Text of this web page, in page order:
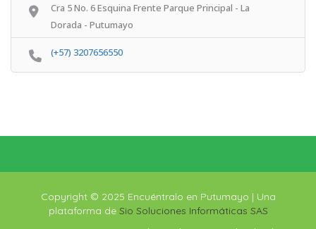
Cra 5 No. 6 Esquina Frente Parque Principal - La
Dorada - Putumayo
(+57) 3207656550
Copyright © 2025 Encuéntralo en Putumayo | Una
plataforma de Sio Soluciones Informáticas SAS